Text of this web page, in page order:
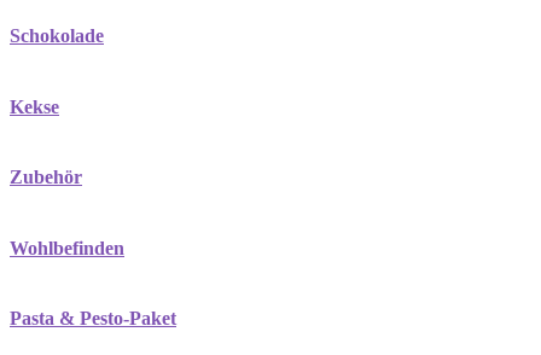
Schokolade
Kekse
Zubehör
Wohlbefinden
Pasta & Pesto-Paket